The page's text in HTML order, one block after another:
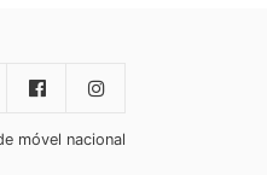
móvel nacional